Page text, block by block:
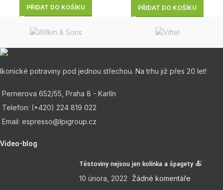
PŘIDAT DO KOŠÍKU PŘIDAT DO KOŠÍKU
Ikonické potraviny pod jednou střechou. Na trhu již přes 20 let!
Pernerova 652/55, Praha 8 - Karlín
Telefon: (+420) 224 819 022
Email: espresso@lpigroup.cz
Video-blog
Těstoviny nejsou jen kolínka a špagety 🍝
10 února, 2022 Žádné komentáře